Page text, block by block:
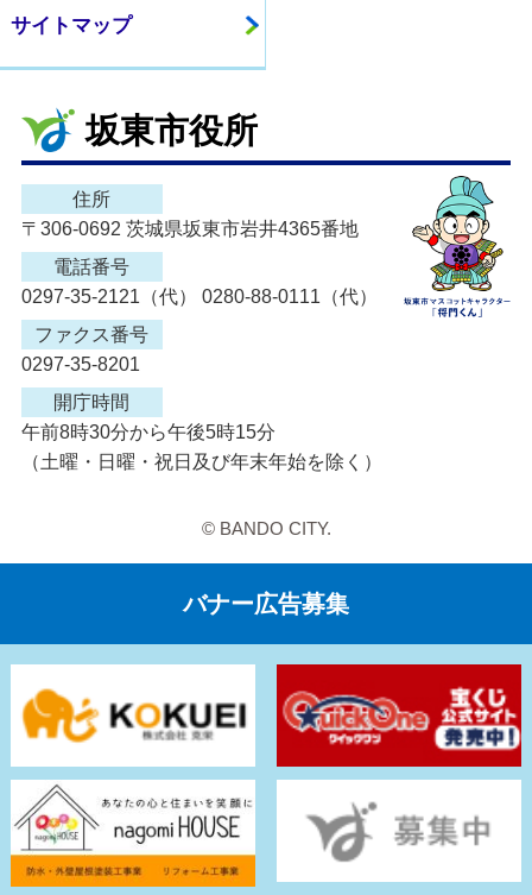
サイトマップ
坂東市役所
住所
〒306-0692 茨城県坂東市岩井4365番地
電話番号
0297-35-2121（代） 0280-88-0111（代）
ファクス番号
0297-35-8201
開庁時間
午前8時30分から午後5時15分
（土曜・日曜・祝日及び年末年始を除く）
© BANDO CITY.
バナー広告募集